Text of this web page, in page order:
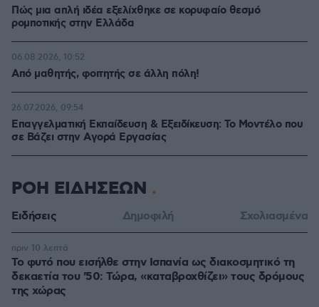
Πώς μια απλή ιδέα εξελίχθηκε σε κορυφαίο θεσμό
ρομποτικής στην Ελλάδα
Από μαθητής, φοιτητής σε άλλη πόλη!
06.08.2026, 10:52
Επαγγελματική Εκπαίδευση & Εξειδίκευση: Το Mοντέλο που
σε Bάζει στην Aγορά Eργασίας
26.07.2026, 09:54
ΡΟΗ ΕΙΔΗΣΕΩΝ
Ειδήσεις Δημοφιλή Σχολιασμένα
Το φυτό που εισήλθε στην Ισπανία ως διακοσμητικό τη
δεκαετία του '50: Τώρα, «καταβροχθίζει» τους δρόμους
της χώρας
πριν 10 λεπτά